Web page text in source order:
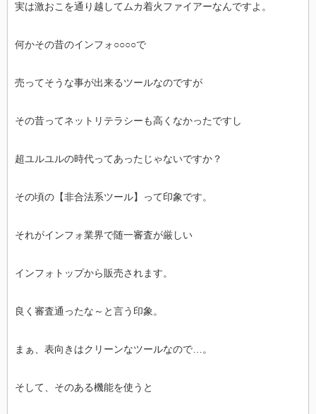
実は激おこを通り越してムカ着火ファイアーなんですよ。
何かその昔のインフォ○○○○で
売ってそうな事が出来るツールなのですが
その昔ってネットリテラシーも高くなかったですし
超ユルユルの時代ってあったじゃないですか？
その頃の【非合法系ツール】って印象です。
それがインフォ業界で随一審査が厳しい
インフォトップから販売されます。
良く審査通ったな～と言う印象。
まぁ、表向きはクリーンなツールなので…。
そして、そのある機能を使うと